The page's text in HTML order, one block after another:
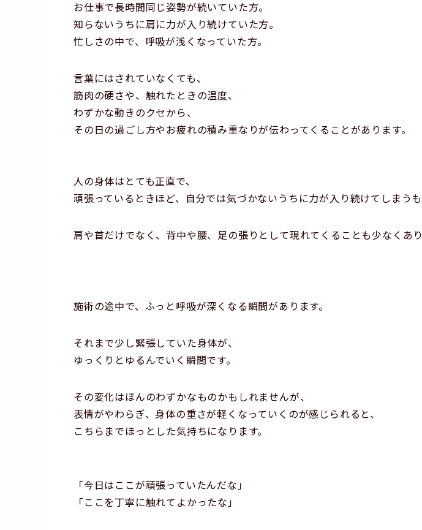
お仕事で長時間同じ姿勢が続いていた方。
知らないうちに肩に力が入り続けていた方。
忙しさの中で、呼吸が浅くなっていた方。
言葉にはされていなくても、
筋肉の硬さや、触れたときの温度、
わずかな動きのクセから、
その日の過ごし方やお疲れの積み重なりが伝わってくることがあります。
人の身体はとても正直で、
頑張っているときほど、自分では気づかないうちに力が入り続けてしまうも
肩や首だけでなく、背中や腰、足の張りとして現れてくることも少なくあり
施術の途中で、ふっと呼吸が深くなる瞬間があります。
それまで少し緊張していた身体が、
ゆっくりとゆるんでいく瞬間です。
その変化はほんのわずかなものかもしれませんが、
表情がやわらぎ、身体の重さが軽くなっていくのが感じられると、
こちらまでほっとした気持ちになります。
「今日はここが頑張っていたんだな」
「ここを丁寧に触れてよかったな」